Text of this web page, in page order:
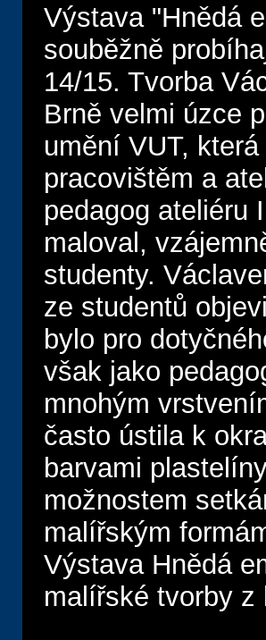
Výstava "Hnědá
souběžně
14/15. Tvorba
Brně velmi úzce
umění VUT,
pracovištěm a
pedagog ateliéru
maloval,
studenty.
ze studentů
bylo pro
však jako
mnohým
často ústila k
barvami
možnostem
malířským
Výstava Hnědá
malířské tvorby z